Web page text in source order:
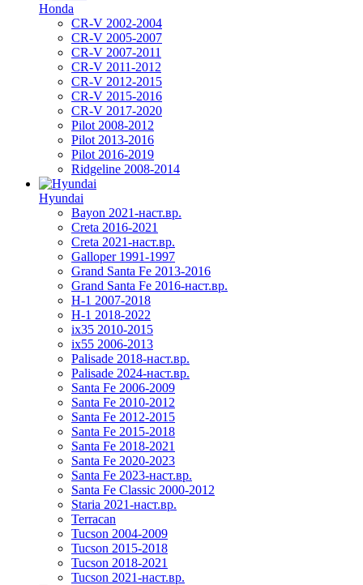
Honda
CR-V 2002-2004
CR-V 2005-2007
CR-V 2007-2011
CR-V 2011-2012
CR-V 2012-2015
CR-V 2015-2016
CR-V 2017-2020
Pilot 2008-2012
Pilot 2013-2016
Pilot 2016-2019
Ridgeline 2008-2014
Hyundai
Bayon 2021-наст.вр.
Creta 2016-2021
Creta 2021-наст.вр.
Galloper 1991-1997
Grand Santa Fe 2013-2016
Grand Santa Fe 2016-наст.вр.
H-1 2007-2018
H-1 2018-2022
ix35 2010-2015
ix55 2006-2013
Palisade 2018-наст.вр.
Palisade 2024-наст.вр.
Santa Fe 2006-2009
Santa Fe 2010-2012
Santa Fe 2012-2015
Santa Fe 2015-2018
Santa Fe 2018-2021
Santa Fe 2020-2023
Santa Fe 2023-наст.вр.
Santa Fe Classic 2000-2012
Staria 2021-наст.вр.
Terracan
Tucson 2004-2009
Tucson 2015-2018
Tucson 2018-2021
Tucson 2021-наст.вр.